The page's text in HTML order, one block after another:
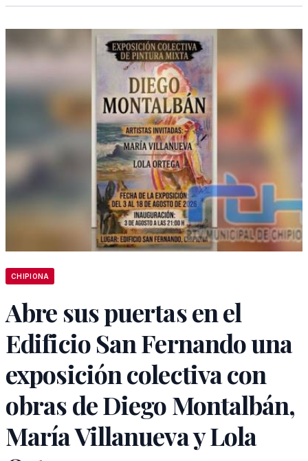
CHIPIONA
Abre sus puertas en el
Edificio San Fernando una
exposición colectiva con
obras de Diego Montalbán,
María Villanueva y Lola